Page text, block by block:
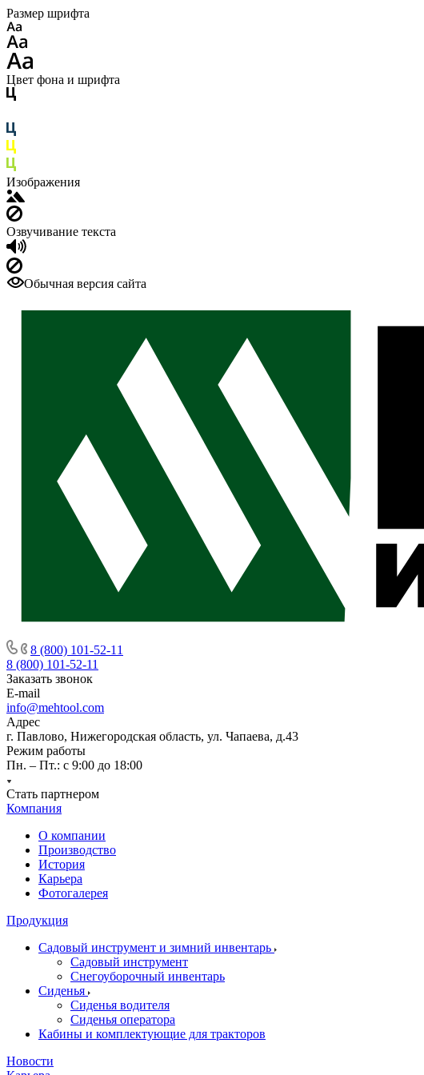
Размер шрифта
Цвет фона и шрифта
Изображения
Озвучивание текста
Обычная версия сайта
8 (800) 101-52-11
8 (800) 101-52-11
Заказать звонок
E-mail
info@mehtool.com
Адрес
г. Павлово, Нижегородская область, ул. Чапаева, д.43
Режим работы
Пн. – Пт.: с 9:00 до 18:00
Стать партнером
Компания
О компании
Производство
История
Карьера
Фотогалерея
Продукция
Садовый инструмент и зимний инвентарь
Садовый инструмент
Снегоуборочный инвентарь
Сиденья
Cиденья водителя
Сиденья оператора
Кабины и комплектующие для тракторов
Новости